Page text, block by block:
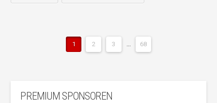
1 2 3 ... 68
PREMIUM SPONSOREN